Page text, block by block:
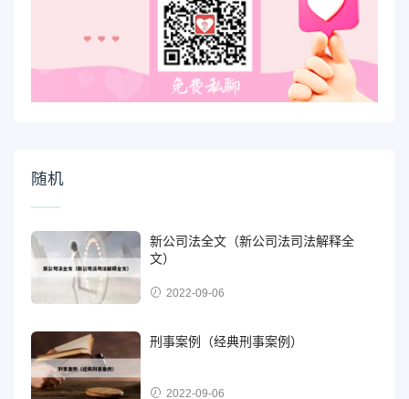
随机
新公司法全文（新公司法司法解释全
文）
2022-09-06
刑事案例（经典刑事案例）
2022-09-06